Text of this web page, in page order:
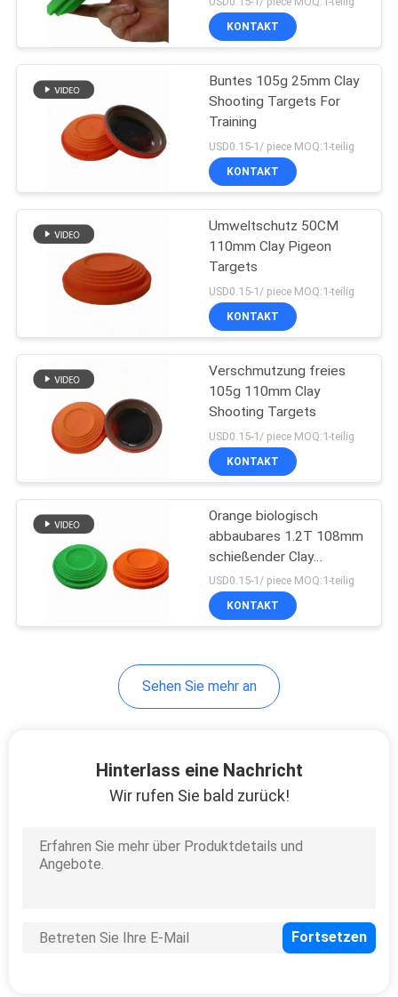
Schaum-
Gummilenkergriff
Tretmühlen-Boden-
Matte
Clay Shooting
Targets
Clay Pigeon Targets
nicht
Belegyogamatte
KONTAKT
Buntes 105g 25mm Clay
Shooting Targets For
Training
USD0.15-1/ piece MOQ:1-teilig
KONTAKT
Umweltschutz 50CM
110mm Clay Pigeon
Targets
USD0.15-1/ piece MOQ:1-teilig
KONTAKT
Verschmutzung freies
105g 110mm Clay
Shooting Targets
USD0.15-1/ piece MOQ:1-teilig
KONTAKT
Orange biologisch
abbaubares 1.2T 108mm
schießender Clay
Targets
USD0.15-1/ piece MOQ:1-teilig
KONTAKT
Sehen Sie mehr an
Hinterlass eine Nachricht
Wir rufen Sie bald zurück!